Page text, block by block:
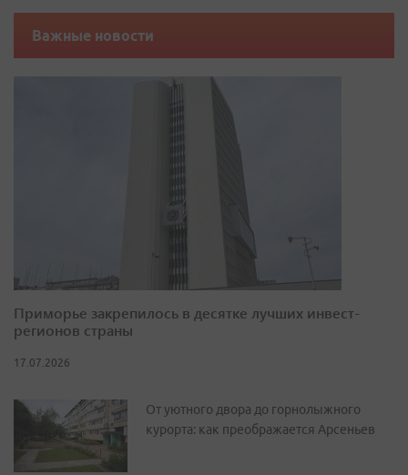
Важные новости
Приморье закрепилось в десятке лучших инвест-
регионов страны
17.07.2026
От уютного двора до горнолыжного
курорта: как преображается Арсеньев